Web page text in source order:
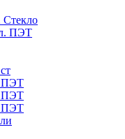
Стекло
ПЭТ
ПЭТ
ПЭТ
ПЭТ